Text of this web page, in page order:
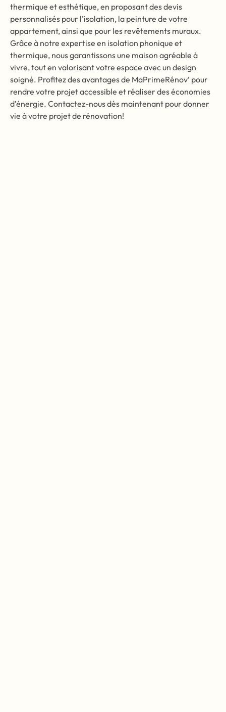
thermique et esthétique, en proposant des devis
personnalisés pour l’isolation, la peinture de votre
appartement, ainsi que pour les revêtements muraux.
Grâce à notre expertise en isolation phonique et
thermique, nous garantissons une maison agréable à
vivre, tout en valorisant votre espace avec un design
soigné. Profitez des avantages de MaPrimeRénov’ pour
rendre votre projet accessible et réaliser des économies
d’énergie. Contactez-nous dès maintenant pour donner
vie à votre projet de rénovation!